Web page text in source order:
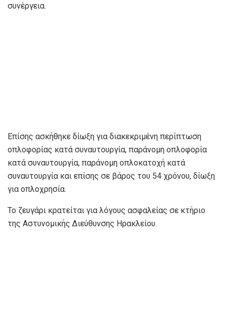
συνέργεια.
Επίσης ασκήθηκε δίωξη για διακεκριμένη περίπτωση
οπλοφορίας κατά συναυτουργία, παράνομη οπλοφορία
κατά συναυτουργία, παράνομη οπλοκατοχή κατά
συναυτουργία και επίσης σε βάρος του 54 χρόνου, δίωξη
για οπλοχρησία.
Το ζευγάρι κρατείται για λόγους ασφαλείας σε κτήριο
της Αστυνομικής Διεύθυνσης Ηρακλείου.